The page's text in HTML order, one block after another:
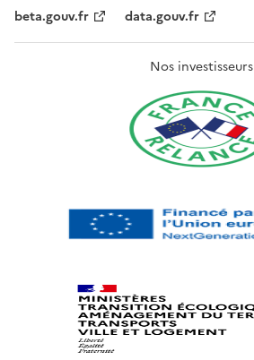
beta.gouv.fr
data.gouv.fr
Nos investisseurs